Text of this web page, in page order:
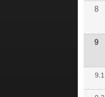
8
9
9.1